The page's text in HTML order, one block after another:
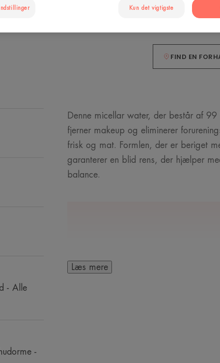
Flaske
400ml
FIND EN
- Alle
-
Denne micellar water, der består af
fjerner makeup og eliminerer
frisk og mat. Formlen, der er beriget
garanterer en blid rens, der hjælper
balance.
Læs mere
Kun det vigtigste